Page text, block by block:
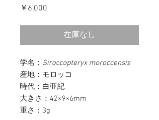
￥6,000
在庫なし
学名： Siroccopteryx moroccensis
産地：モロッコ
時代：白亜紀
大きさ：42×9×6mm
重さ：3g